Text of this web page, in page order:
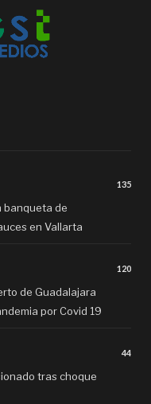
135
banqueta de
en Vallarta
120
de Guadalajara
por Covid 19
44
tras choque